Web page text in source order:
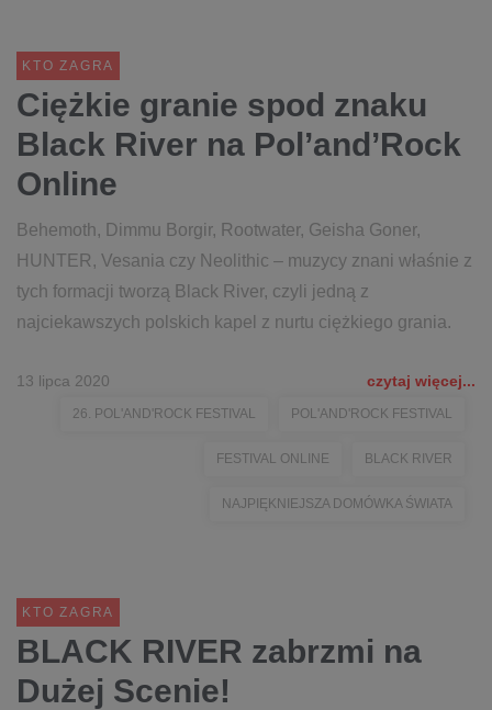
KTO ZAGRA
Ciężkie granie spod znaku
Black River na Pol’and’Rock
Online
Behemoth, Dimmu Borgir, Rootwater, Geisha Goner,
HUNTER, Vesania czy Neolithic – muzycy znani właśnie z
tych formacji tworzą Black River, czyli jedną z
najciekawszych polskich kapel z nurtu ciężkiego grania.
13 lipca 2020 czytaj więcej...
26. POL'AND'ROCK FESTIVAL POL'AND'ROCK FESTIVAL
FESTIVAL ONLINE BLACK RIVER
NAJPIĘKNIEJSZA DOMÓWKA ŚWIATA
KTO ZAGRA
BLACK RIVER zabrzmi na
Dużej Scenie!